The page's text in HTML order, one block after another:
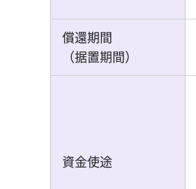
償還期間
（据置期間）
資金使途